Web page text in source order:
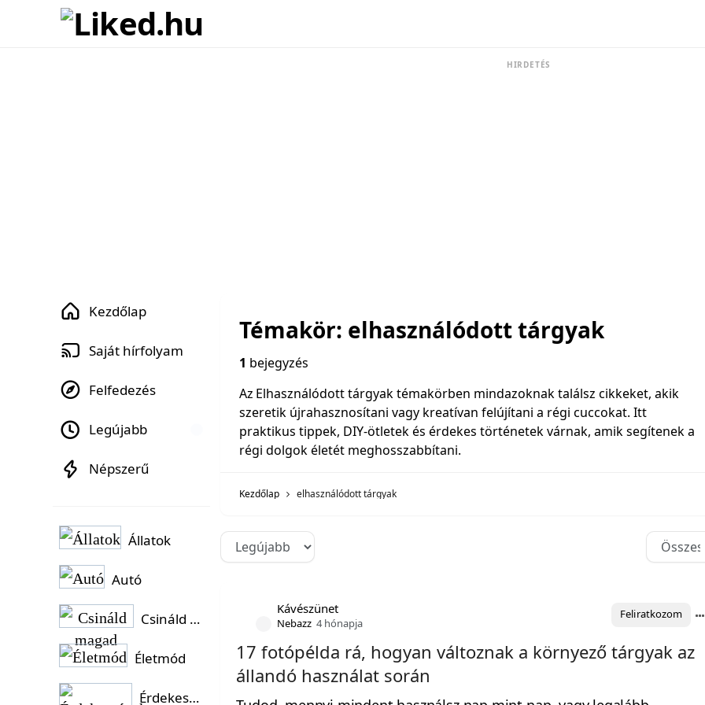
HIRDETÉS
Témakör: elhasználódott tárgyak
1 bejegyzés
Az Elhasználódott tárgyak témakörben mindazoknak találsz cikkeket, akik
szeretik újrahasznosítani vagy kreatívan felújítani a régi cuccokat. Itt
praktikus tippek, DIY‑ötletek és érdekes történetek várnak, amik segítenek a
régi dolgok életét meghosszabbítani.
Kezdőlap elhasználódott tárgyak
Kávészünet
Nebazz 4 hónapja
Feliratkozom
17 fotópélda rá, hogyan változnak a környező tárgyak az
állandó használat során
Kezdőlap
Saját hírfolyam
Felfedezés
Legújabb
Népszerű
Állatok
Autó
Csináld magad
Életmód
Érdekességek